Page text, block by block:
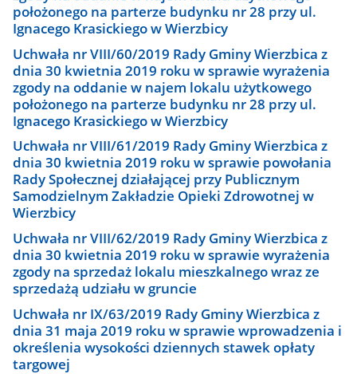
położonego na parterze budynku nr 28 przy ul.
Ignacego Krasickiego w Wierzbicy
Uchwała nr VIII/60/2019 Rady Gminy Wierzbica z
dnia 30 kwietnia 2019 roku w sprawie wyrażenia
zgody na oddanie w najem lokalu użytkowego
położonego na parterze budynku nr 28 przy ul.
Ignacego Krasickiego w Wierzbicy
Uchwała nr VIII/61/2019 Rady Gminy Wierzbica z
dnia 30 kwietnia 2019 roku w sprawie powołania
Rady Społecznej działającej przy Publicznym
Samodzielnym Zakładzie Opieki Zdrowotnej w
Wierzbicy
Uchwała nr VIII/62/2019 Rady Gminy Wierzbica z
dnia 30 kwietnia 2019 roku w sprawie wyrażenia
zgody na sprzedaż lokalu mieszkalnego wraz ze
sprzedażą udziału w gruncie
Uchwała nr IX/63/2019 Rady Gminy Wierzbica z
dnia 31 maja 2019 roku w sprawie wprowadzenia i
określenia wysokości dziennych stawek opłaty
targowej